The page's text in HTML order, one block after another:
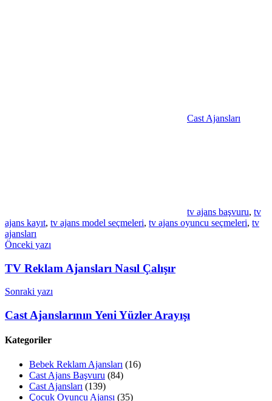
Cast Ajansları
tv ajans başvuru, tv
ajans kayıt, tv ajans model seçmeleri, tv ajans oyuncu seçmeleri, tv
ajansları
Yazı
gezinmesi
Önceki yazı
TV Reklam Ajansları Nasıl Çalışır
Sonraki yazı
Cast Ajanslarının Yeni Yüzler Arayışı
Kategoriler
Bebek Reklam Ajansları (16)
Cast Ajans Başvuru (84)
Cast Ajansları (139)
Çocuk Oyuncu Ajansı (35)